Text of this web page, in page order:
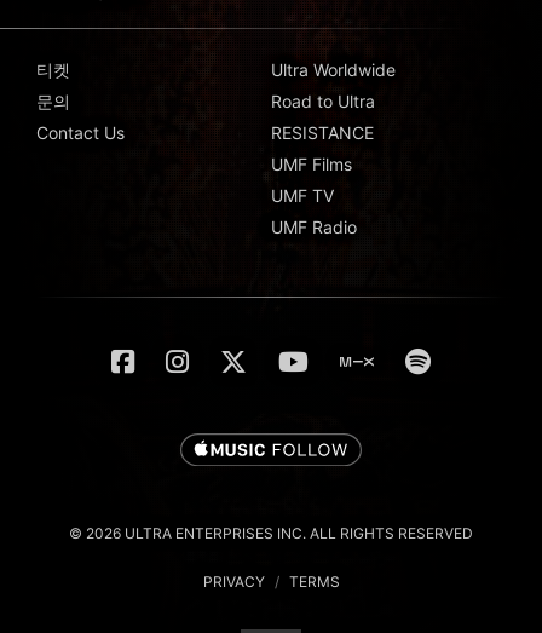
티켓
문의
Contact Us
Ultra Worldwide
Road to Ultra
RESISTANCE
UMF Films
UMF TV
UMF Radio
© 2026 ULTRA ENTERPRISES INC. ALL RIGHTS RESERVED
PRIVACY / TERMS